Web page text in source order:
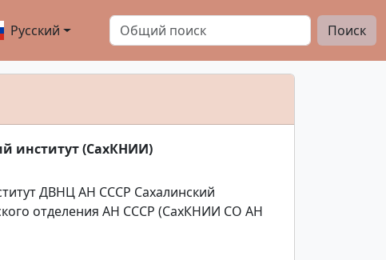
Русский Поиск
институт (СахКНИИ)
ДВНЦ АН СССР Сахалинский
отделения АН СССР (СахКНИИ СО АН